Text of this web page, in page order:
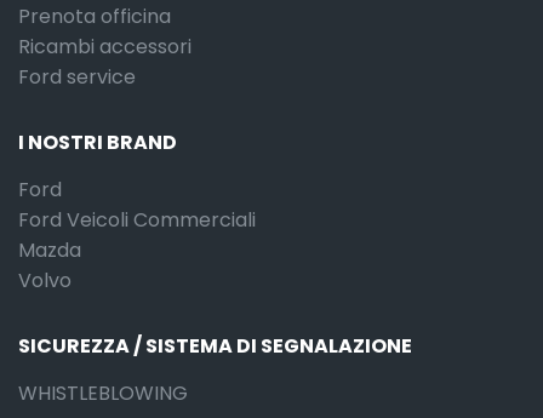
Prenota officina
Ricambi accessori
Ford service
I NOSTRI BRAND
Ford
Ford Veicoli Commerciali
Mazda
Volvo
SICUREZZA / SISTEMA DI SEGNALAZIONE
WHISTLEBLOWING